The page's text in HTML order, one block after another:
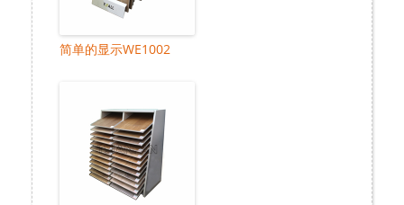
简单的显示WE1002